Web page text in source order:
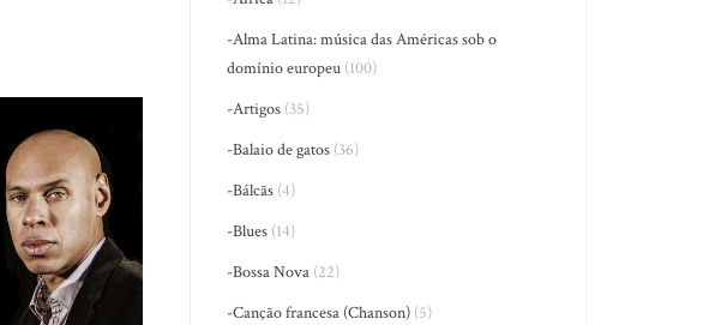
-Alma Latina: música das Américas sob o
domínio europeu (100)
-Artigos (35)
-Balaio de gatos (36)
-Bálcãs (4)
-Blues (14)
-Bossa Nova (22)
-Canção francesa (Chanson) (5)